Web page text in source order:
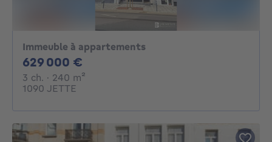
Immeuble à appartements
629 000 €
3 ch. 3 chambres
· 240 m²
1090 JETTE